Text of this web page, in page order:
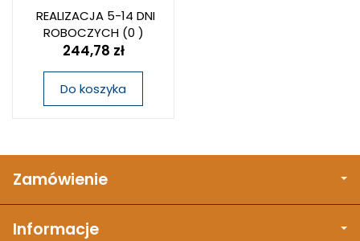
REALIZACJA 5-14 DNI
ROBOCZYCH(0 )
244,78 zł
Do koszyka
Zamówienie
Informacje